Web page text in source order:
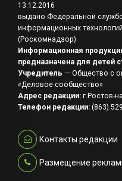
13.12.2016
выдано Федеральной
информационных
(Роскомнадзор)
Информационная
предназначена для детей
Учредитель — Общество с
«Деловое сообщество»
Адрес редакции: г.Ростов-
Телефон редакции: (863)
Контакты редакции
Размещение